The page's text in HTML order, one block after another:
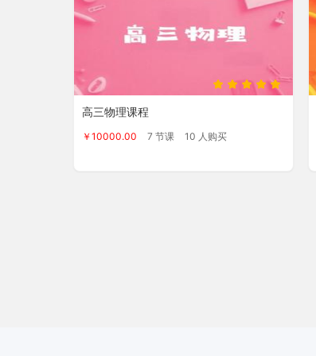
高三物理课程
￥10000.00 7 节课 10 人购买